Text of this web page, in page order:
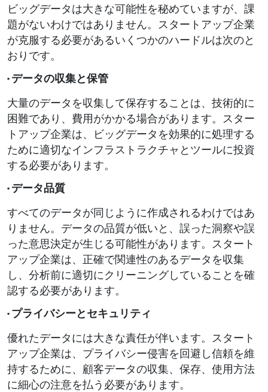
ビッグデータは大きな可能性を秘めていますが、課
題がないわけではありません。スタートアップ企業
が克服する必要があるいくつかのハードルは次のと
おりです。
· データの収集と保管
大量のデータを収集して保存することは、技術的に
困難であり、費用がかかる場合があります。スター
トアップ企業は、ビッグデータを効果的に処理する
ために適切なインフラストラクチャとツールに投資
する必要があります。
· データ品質
すべてのデータが同じように作成されるわけではあ
りません。データの品質が低いと、誤った洞察や誤
った意思決定が生じる可能性があります。スタート
アップ企業は、正確で関連性のあるデータを収集
し、分析前に適切にクリーニングしていることを確
認する必要があります。
· プライバシーとセキュリティ
優れたデータには大きな責任が伴います。スタート
アップ企業は、プライバシー侵害を回避し信頼を維
持するために、顧客データの収集、保存、使用方法
に細心の注意を払う必要があります。